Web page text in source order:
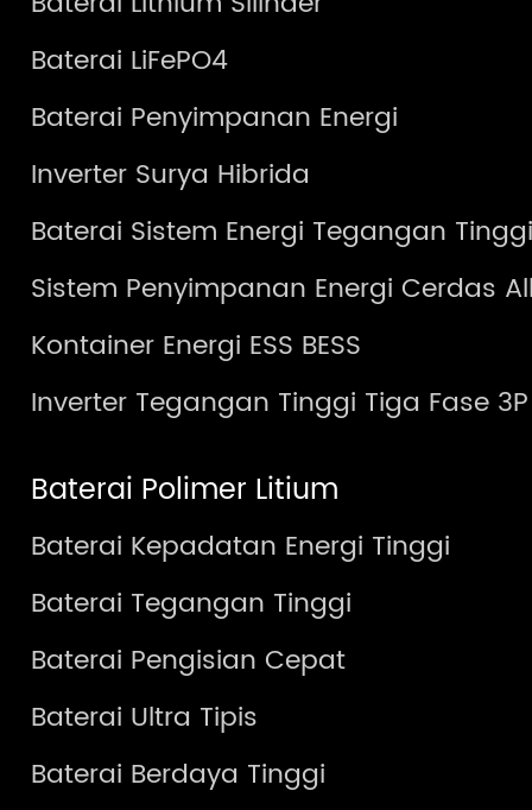
Baterai LiFePO4
Baterai Penyimpanan Energi
Inverter Surya Hibrida
Baterai Sistem Energi Tegangan
Sistem Penyimpanan Energi Cerdas
Kontainer Energi ESS BESS
Inverter Tegangan Tinggi Tiga Fase 3P
Baterai Polimer Litium
Baterai Kepadatan Energi Tinggi
Baterai Tegangan Tinggi
Baterai Pengisian Cepat
Baterai Ultra Tipis
Baterai Berdaya Tinggi